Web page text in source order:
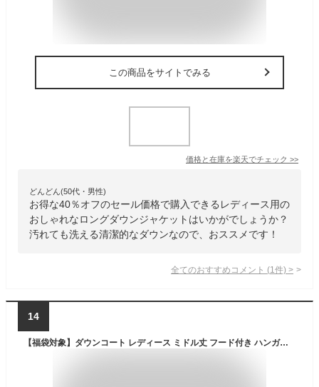
この商品をサイトでみる
価格と在庫を楽天でチェック >>
どんどん(50代・男性)
お得な40％オフのセール価格で購入できるレディース用の
おしゃれなロングダウンジャケットはいかがでしょうか？
汚れても洗える清潔的なダウンなので、おススメです！
全てのおすすめコメント (1 件) >
14
【福袋対象】ダウンコート レディース ミドル丈 フード付き ハンガリー ダウン90％ 手洗い ブランド Filomo 冬 ダウンジャケット アウター 洗える 軽量 ミドル 白 アイボリー ネイビー カーキ ブラック 黒 ギフト プレゼント 6F (08000265r)